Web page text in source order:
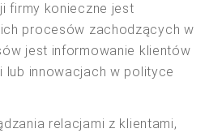
firmy konieczne jest
procesów zachodzących w
jest informowanie klientów
lub innowacjach w polityce
relacjami z klientami,